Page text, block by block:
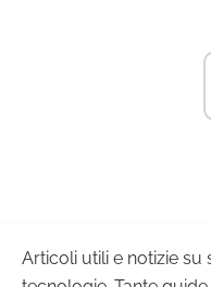
Articoli utili e notizie su